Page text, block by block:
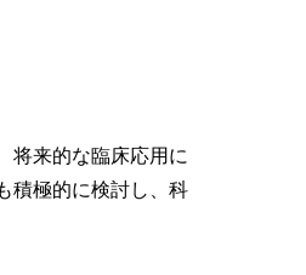
将来的な臨床応用に
積極的に検討し、科